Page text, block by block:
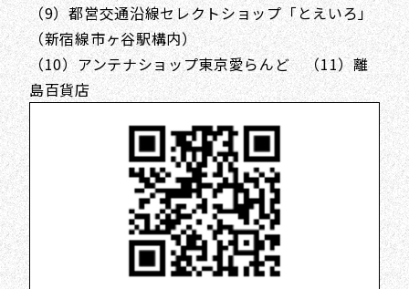
（9）都営交通沿線セレクトショップ「とえいろ」
（新宿線市ヶ谷駅構内）
（10）アンテナショップ東京愛らんど （11）離
島百貨店